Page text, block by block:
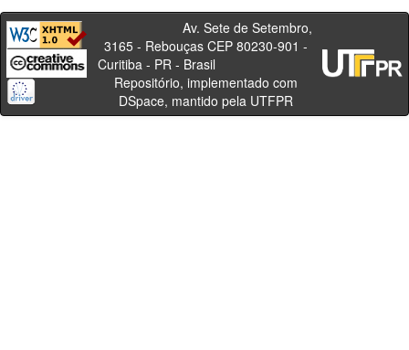
Av. Sete de Setembro,
3165 - Rebouças CEP 80230-901 -
Curitiba - PR - Brasil
Repositório, implementado com
DSpace, mantido pela UTFPR